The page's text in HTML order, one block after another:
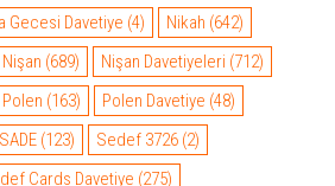
Gecesi Davetiye (4) Nikah (642)
Nişan (689) Nişan Davetiyeleri (712)
Polen (163) Polen Davetiye (48)
SADE (123) Sedef 3726 (2)
Cards Davetiye (275)